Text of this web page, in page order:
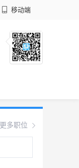
移动端
更多职位